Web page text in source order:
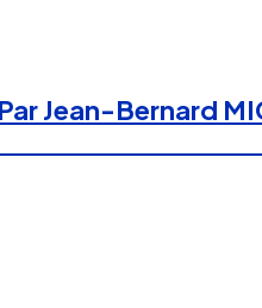
Jean-Bernard